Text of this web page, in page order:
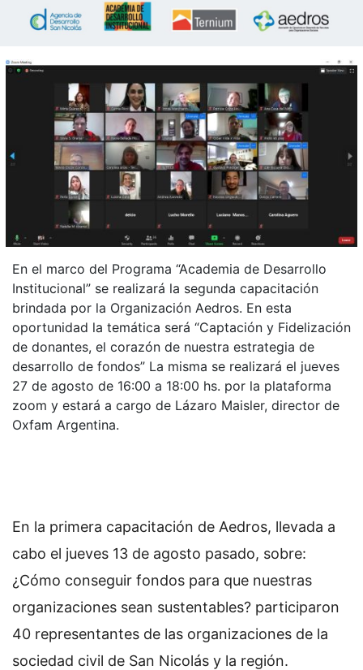
En el marco del Programa “Academia de Desarrollo
Institucional” se realizará la segunda capacitación
brindada por la Organización Aedros. En esta
oportunidad la temática será “Captación y Fidelización
de donantes, el corazón de nuestra estrategia de
desarrollo de fondos” La misma se realizará el jueves
27 de agosto de 16:00 a 18:00 hs. por la plataforma
zoom y estará a cargo de Lázaro Maisler, director de
Oxfam Argentina.
En la primera capacitación de Aedros, llevada a
cabo el jueves 13 de agosto pasado, sobre:
¿Cómo conseguir fondos para que nuestras
organizaciones sean sustentables? participaron
40 representantes de las organizaciones de la
sociedad civil de San Nicolás y la región.